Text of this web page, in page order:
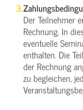
Der Teilnehmer
Rechnung. In
eventuelle
enthalten. Die
der Rechnung
zu begleichen,